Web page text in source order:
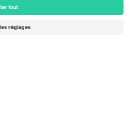
Centre d'information sur la Coupe
Nous contacter